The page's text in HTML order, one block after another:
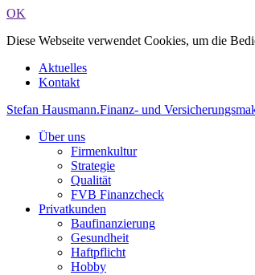
OK
Diese Webseite verwendet Cookies, um die
Aktuelles
Kontakt
Stefan Hausmann.Finanz- und
Über uns
Firmenkultur
Strategie
Qualität
FVB Finanzcheck
Privatkunden
Baufinanzierung
Gesundheit
Haftpflicht
Hobby